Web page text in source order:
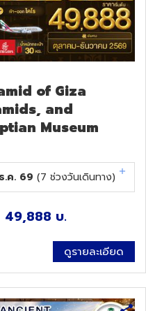
of Giza
and
Museum
.ค. 69 (7 ช่วงวันเดินทาง)
49,888 บ.
ดูรายละเอียด